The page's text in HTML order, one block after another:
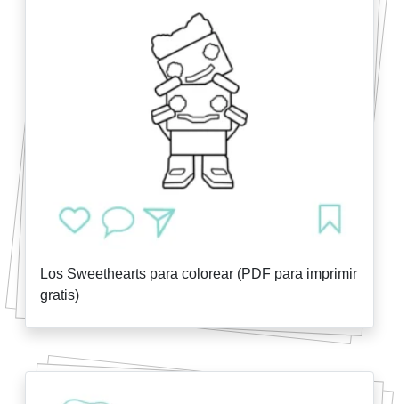
Los Sweethearts para colorear (PDF para imprimir
gratis)